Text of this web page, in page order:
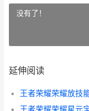
没有了！
延伸阅读
王者荣耀荣耀放技